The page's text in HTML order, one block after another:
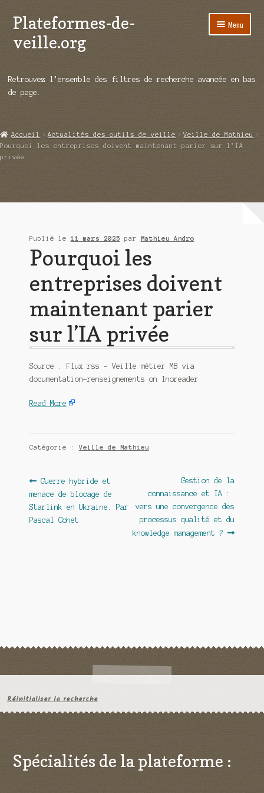
Aller
à
la
Aller
au
contenu
Plateformes-de-
veille.org
Menu
Répertoire d’ouitils
Démos vidéos
Ouvrir
Qui sommes-nous ?
Retrouvez l’ensemble des filtres de recherche avancée en bas
de page.
Accueil Actualités des outils de veille
Veille de Mathieu
Pourquoi les entreprises doivent maintenant parier sur l’IA
privée
Publié le 11 mars 2025 par Mathieu Andro
Pourquoi les
entreprises doivent
maintenant parier
sur l’IA privée
Source : Flux rss – Veille métier MB via
documentation-renseignements on Inoreader
Read More
Catégorie :Veille de Mathieu
Navigation
de
l’article
Article
précédent :
Guerre hybride et
menace de blocage de
Starlink en Ukraine. Par
Pascal Cohet
Article
suivant :
Gestion de la
connaissance et IA : ​
vers une convergence des
processus qualité et du
knowledge management ?
Réinitialiser la recherche
Spécialités de la plateforme :